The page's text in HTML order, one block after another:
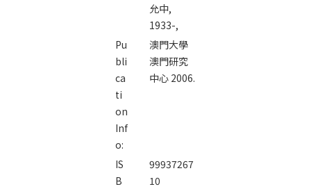
允中,
1933-,
Pu
bli
ca
ti
on
Inf
o:
澳門大學
澳門研究
中心 2006.
IS
B
99937267
10